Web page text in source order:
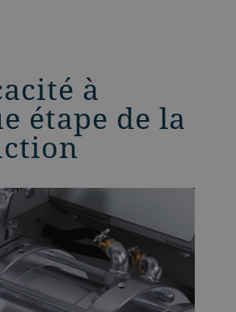
à
étape de la